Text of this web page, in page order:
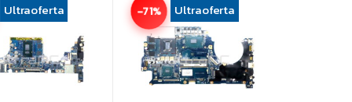
Ultraoferta -71% Ultraoferta